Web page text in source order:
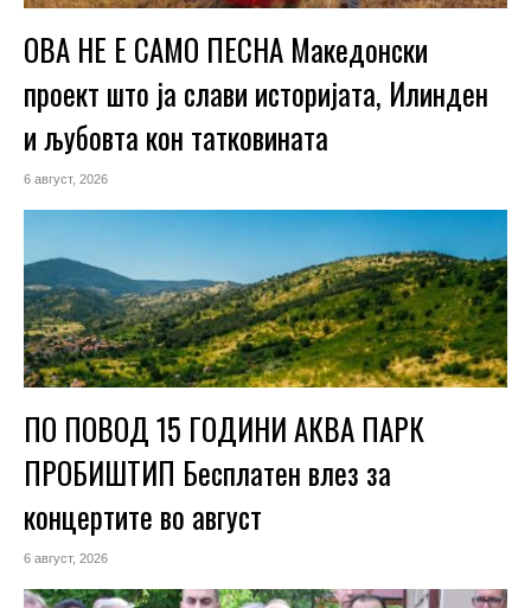
ОВА НЕ Е САМО ПЕСНА Македонски
проект што ја слави историјата, Илинден
и љубовта кон татковината
6 август, 2026
ПО ПОВОД 15 ГОДИНИ АКВА ПАРК
ПРОБИШТИП Бесплатен влез за
концертите во август
6 август, 2026